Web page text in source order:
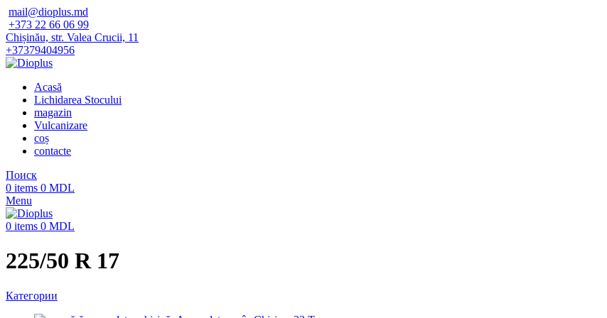
mail@dioplus.md
+373 22 66 06 99
Chișinău, str. Valea Crucii, 11
+37379404956
Acasă
Lichidarea Stocului
magazin
Vulcanizare
coș
contacte
Поиск
0 items 0 MDL
Menu
0 items 0 MDL
225/50 R 17
Категории